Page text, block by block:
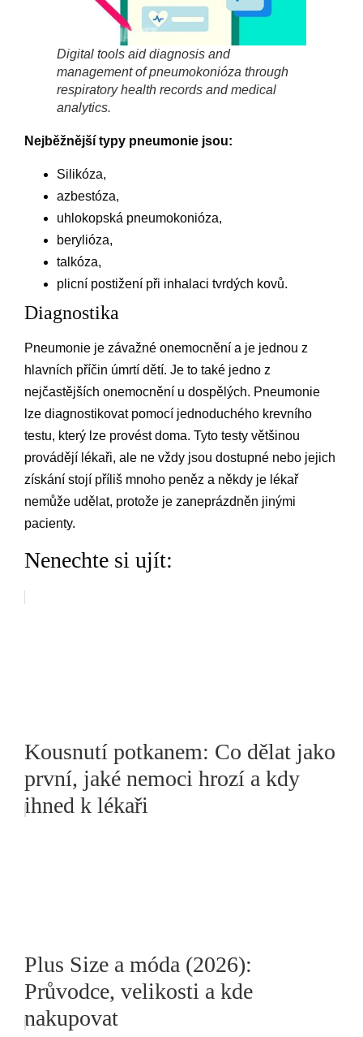
Digital tools aid diagnosis and
management of pneumokonióza through
respiratory health records and medical
analytics.
Nejběžnější typy pneumonie jsou:
Silikóza,
azbestóza,
uhlokopská pneumokonióza,
berylióza,
talkóza,
plicní postižení při inhalaci tvrdých kovů.
Diagnostika
Pneumonie je závažné onemocnění a je jednou z
hlavních příčin úmrtí dětí. Je to také jedno z
nejčastějších onemocnění u dospělých. Pneumonie
lze diagnostikovat pomocí jednoduchého krevního
testu, který lze provést doma. Tyto testy většinou
provádějí lékaři, ale ne vždy jsou dostupné nebo jejich
získání stojí příliš mnoho peněz a někdy je lékař
nemůže udělat, protože je zaneprázdněn jinými
pacienty.
Nenechte si ujít:
Kousnutí potkanem: Co dělat jako
první, jaké nemoci hrozí a kdy
ihned k lékaři
Plus Size a móda (2026):
Průvodce, velikosti a kde
nakupovat